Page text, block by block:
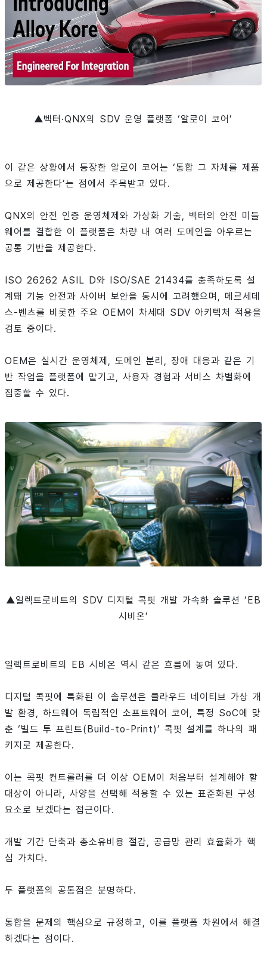
▲벡터·QNX의 SDV 운영 플랫폼 ‘알로이 코어’
이 같은 상황에서 등장한 알로이 코어는 ‘통합 그 자체를 제품
으로 제공한다’는 점에서 주목받고 있다.
QNX의 안전 인증 운영체제와 가상화 기술, 벡터의 안전 미들
웨어를 결합한 이 플랫폼은 차량 내 여러 도메인을 아우르는
공통 기반을 제공한다.
ISO 26262 ASIL D와 ISO/SAE 21434를 충족하도록 설
계돼 기능 안전과 사이버 보안을 동시에 고려했으며, 메르세데
스-벤츠를 비롯한 주요 OEM이 차세대 SDV 아키텍처 적용을
검토 중이다.
OEM은 실시간 운영체제, 도메인 분리, 장애 대응과 같은 기
반 작업을 플랫폼에 맡기고, 사용자 경험과 서비스 차별화에
집중할 수 있다.
▲일렉트로비트의 SDV 디지털 콕핏 개발 가속화 솔루션 ‘EB
시비온’
일렉트로비트의 EB 시비온 역시 같은 흐름에 놓여 있다.
디지털 콕핏에 특화된 이 솔루션은 클라우드 네이티브 가상 개
발 환경, 하드웨어 독립적인 소프트웨어 코어, 특정 SoC에 맞
춘 ‘빌드 투 프린트(Build-to-Print)’ 콕핏 설계를 하나의 패
키지로 제공한다.
이는 콕핏 컨트롤러를 더 이상 OEM이 처음부터 설계해야 할
대상이 아니라, 사양을 선택해 적용할 수 있는 표준화된 구성
요소로 보겠다는 접근이다.
개발 기간 단축과 총소유비용 절감, 공급망 관리 효율화가 핵
심 가치다.
두 플랫폼의 공통점은 분명하다.
통합을 문제의 핵심으로 규정하고, 이를 플랫폼 차원에서 해결
하겠다는 점이다.